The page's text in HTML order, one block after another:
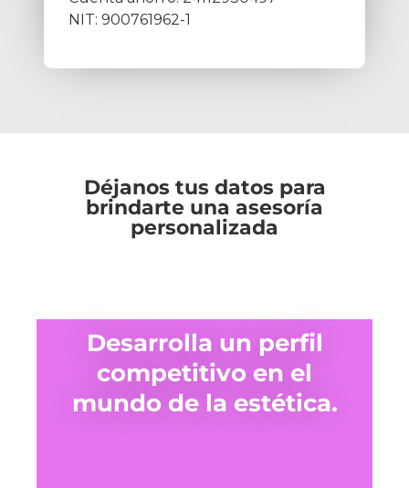
NIT: 900761962-1
Déjanos tus datos para
brindarte una asesoría
personalizada
Desarrolla un perfil
competitivo en el
mundo de la estética.